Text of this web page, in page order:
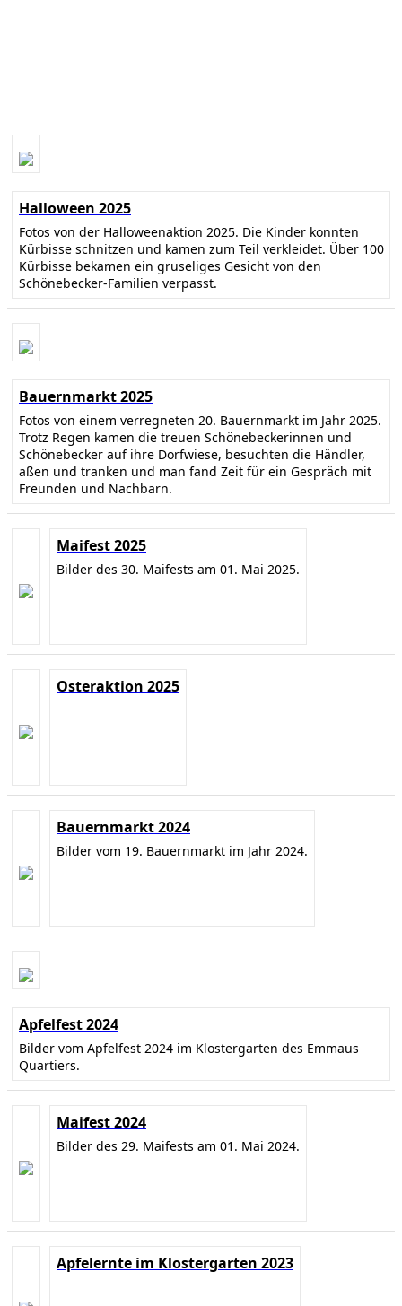
Halloween 2025
Fotos von der Halloweenaktion 2025. Die Kinder konnten
Kürbisse schnitzen und kamen zum Teil verkleidet. Über 100
Kürbisse bekamen ein gruseliges Gesicht von den
Schönebecker-Familien verpasst.
Bauernmarkt 2025
Fotos von einem verregneten 20. Bauernmarkt im Jahr 2025.
Trotz Regen kamen die treuen Schönebeckerinnen und
Schönebecker auf ihre Dorfwiese, besuchten die Händler,
aßen und tranken und man fand Zeit für ein Gespräch mit
Freunden und Nachbarn.
Maifest 2025
Bilder des 30. Maifests am 01. Mai 2025.
Osteraktion 2025
Bauernmarkt 2024
Bilder vom 19. Bauernmarkt im Jahr 2024.
Apfelfest 2024
Bilder vom Apfelfest 2024 im Klostergarten des Emmaus
Quartiers.
Maifest 2024
Bilder des 29. Maifests am 01. Mai 2024.
Apfelernte im Klostergarten 2023